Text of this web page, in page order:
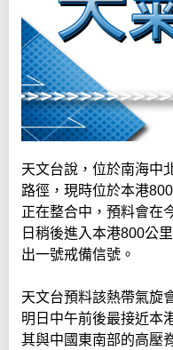
天文台說，位於南海中
路徑，現時位於本港
正在整合中，預料會在
日稍後進入本港800公
出一號戒備信號。
天文台預料該熱帶氣旋
明日中午前後最接近本
其與中國東南部的高壓